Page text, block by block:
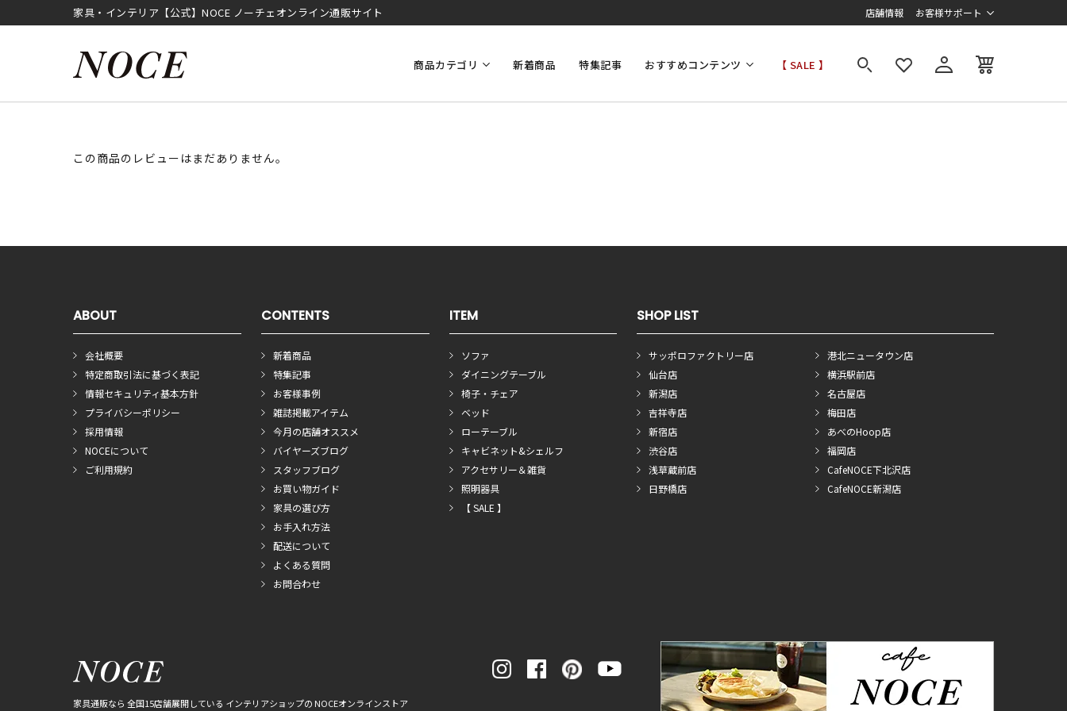
家具・インテリア【公式】NOCE ノーチェオンライン通販サイト 店舗情報 お客様サポート
商品カテゴリ 新着商品 特集記事 おすすめコンテンツ 【 SALE 】
この商品のレビューはまだありません。
ABOUT
会社概要
特定商取引法に基づく表記
情報セキュリティ基本方針
プライバシーポリシー
採用情報
NOCEについて
ご利用規約
CONTENTS
新着商品
特集記事
お客様事例
雑誌掲載アイテム
今月の店舗オススメ
バイヤーズブログ
スタッフブログ
お買い物ガイド
家具の選び方
お手入れ方法
配送について
よくある質問
お問合わせ
ITEM
ソファ
ダイニングテーブル
椅子・チェア
ベッド
ローテーブル
キャビネット&シェルフ
アクセサリー＆雑貨
照明器具
【 SALE 】
SHOP LIST
サッポロファクトリー店
仙台店
新潟店
吉祥寺店
新宿店
渋谷店
浅草蔵前店
日野橋店
港北ニュータウン店
横浜駅前店
名古屋店
梅田店
あべのHoop店
福岡店
CafeNOCE下北沢店
CafeNOCE新潟店
家具通販なら 全国15店舗展開している インテリアショップの NOCEオンラインストア